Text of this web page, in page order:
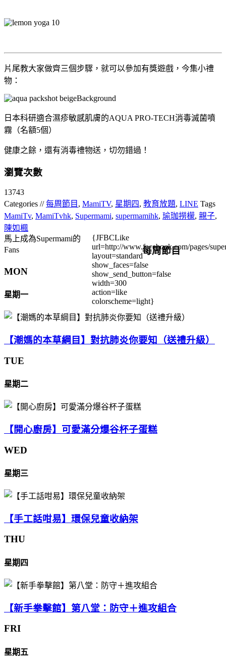
片尾教大家做齊三個步驟，就可以參加有獎遊戲，今集小禮
物：
日本科研適合濕疹敏感肌膚的AQUA PRO-TECH消毒滅菌噴
霧（名額5個）
健康之餘，還有消毒禮物送，切勿錯過！
瀏覽次數
13743
Categories //每周節目 , MamiTV, 星期四, 教育放題, LINE Tags
MamiTv, MamiTvhk, Supermami, supermamihk, 瑜珈撈檬, 親子,
陳如楓
馬上成為Supermami的
Fans
{JFBCLike
url=http://www.facebook.com/pages/
layout=standard
show_faces=false
show_send_button=false
width=300
action=like
colorscheme=light}
每周節目
MON
星期一
【潮媽的本草綱目】對抗肺炎你要知（送禮升級）
TUE
星期二
【開心廚房】可愛滿分爆谷杯子蛋糕
WED
星期三
【手工話咁易】環保兒童收納架
THU
星期四
【新手拳擊館】第八堂：防守＋進攻組合
FRI
星期五